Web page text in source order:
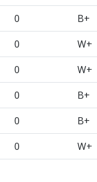
0
B+
0
W+
0
W+
0
B+
0
B+
0 W+